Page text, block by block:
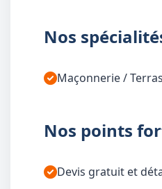
Nos
Maçonnerie /
Nos points
Devis gratuit et